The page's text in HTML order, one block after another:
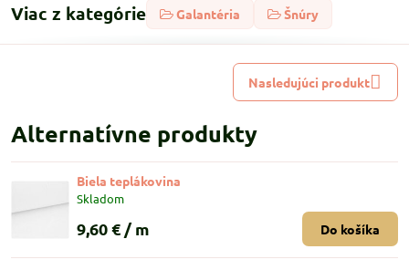
Viac z kategórie Galantéria Šnúry
Nasledujúci produkt
Alternatívne produkty
Biela teplákovina
Skladom
9,60 € / m Do košíka